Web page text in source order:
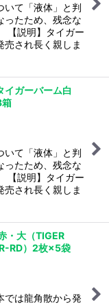
いて「液体」と判
ったため、残念な
【説明】タイガー
され長く親しま
イガーバーム白
いて「液体」と判
ったため、残念な
【説明】タイガー
され長く親しま
・大（TIGER
RD）2枚×5袋
では龍角散から発